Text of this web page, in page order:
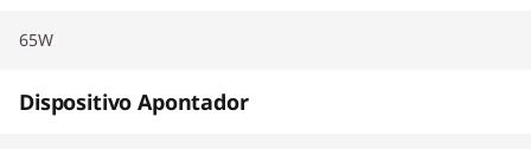
65W
Dispositivo Apontador